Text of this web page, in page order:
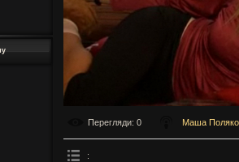
Перегляди: 0 Маша
: